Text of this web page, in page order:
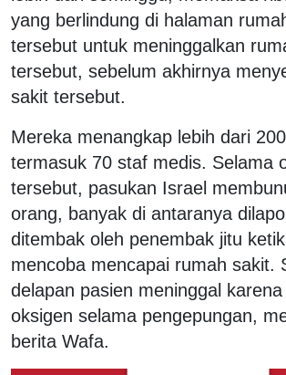
yang berlindung di halaman
tersebut untuk meninggalkan
tersebut, sebelum akhirnya
sakit tersebut.
Mereka menangkap lebih dari
termasuk 70 staf medis. Selama
tersebut, pasukan Israel
orang, banyak di antaranya
ditembak oleh penembak jitu
mencoba mencapai rumah sakit.
delapan pasien meninggal
oksigen selama pengepungan,
berita Wafa.